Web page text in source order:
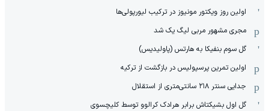
اولین روز ویکتور مونیوز در ترکیب لیورپولی‌ها
مجری مشهور مربی لیگ یک شد
گل سوم بنفیکا به هارتس (پاولیدیس)
اولین تمرین پرسپولیس در بازگشت از ترکیه
جدایی سنتر ۲۱۸ سانتی‌متری از استقلال
گل اول بشیکتاش برابر هرادک کرالوو توسط کلیچسوی